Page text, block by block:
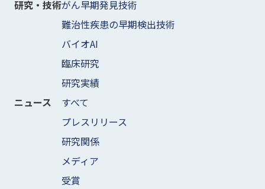
研究・技術がん早期発見技術
難治性疾患の早期検出技術
バイオAI
臨床研究
研究実績
ニュース
すべて
プレスリリース
研究関係
メディア
受賞